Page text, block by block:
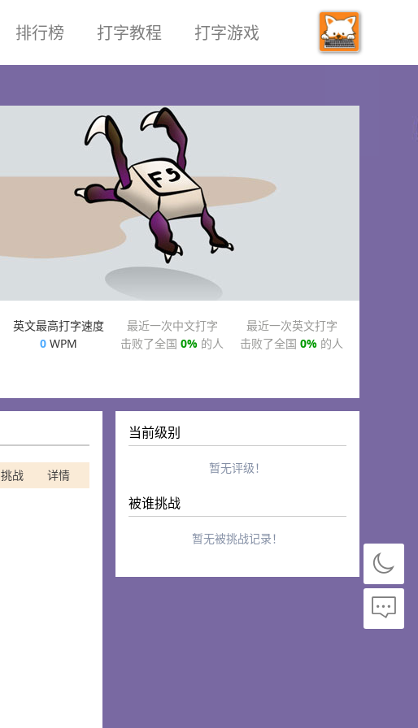
排行榜 打字教程 打字游戏
英文最高打字速度
0 WPM
最近一次中文打字
击败了全国 0% 的人
最近一次英文打字
击败了全国 0% 的人
挑战
详情
当前级别
暂无评级！
被谁挑战
暂无被挑战记录！